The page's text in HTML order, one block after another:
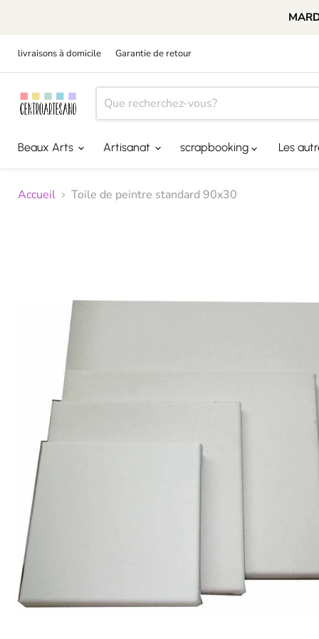
livraisons à domicile Garantie de retour
Beaux Arts Artisanat scrapbooking Les
Accueil Toile de peintre standard 90x30